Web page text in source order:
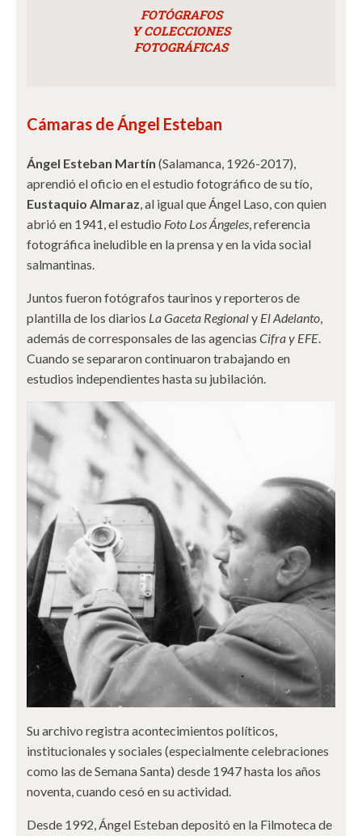
FOTÓGRAFOS
Y COLECCIONES
FOTOGRÁFICAS
Cámaras de Ángel Esteban
Ángel Esteban Martín (Salamanca, 1926-2017),
aprendió el oficio en el estudio fotográfico de su tío,
Eustaquio Almaraz, al igual que Ángel Laso, con quien
abrió en 1941, el estudio Foto Los Ángeles, referencia
fotográfica ineludible en la prensa y en la vida social
salmantinas.
Juntos fueron fotógrafos taurinos y reporteros de
plantilla de los diarios La Gaceta Regionaly El Adelanto,
además de corresponsales de las agencias Cifra y EFE.
Cuando se separaron continuaron trabajando en
estudios independientes hasta su jubilación.
Su archivo registra acontecimientos políticos,
institucionales y sociales (especialmente celebraciones
como las de Semana Santa) desde 1947 hasta los años
noventa, cuando cesó en su actividad.
Desde 1992, Ángel Esteban depositó en la Filmoteca de